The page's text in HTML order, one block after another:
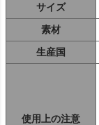
サイズ
素材
生産国
使用上の注意